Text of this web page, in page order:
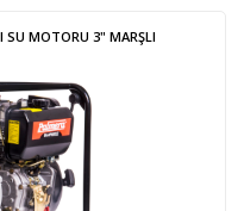
SU MOTORU 3" MARŞLI